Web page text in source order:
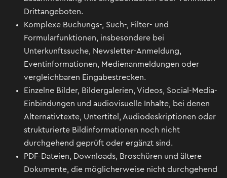
Drittangeboten.
Komplexe Buchungs-, Such-, Filter- und
Formularfunktionen, insbesondere bei
Unterkunftssuche, Newsletter-Anmeldung,
Eventinformationen, Medienanmeldungen oder
vergleichbaren Eingabestrecken.
Einzelne Bilder, Bildergalerien, Videos, Social-Media-
Einbindungen und audiovisuelle Inhalte, bei denen
Alternativtexte, Untertitel, Audiodeskriptionen oder
strukturierte Bildinformationen noch nicht
durchgehend geprüft oder ergänzt sind.
PDF-Dateien, Downloads, Broschüren und ältere
Dokumente, die möglicherweise nicht durchgehend